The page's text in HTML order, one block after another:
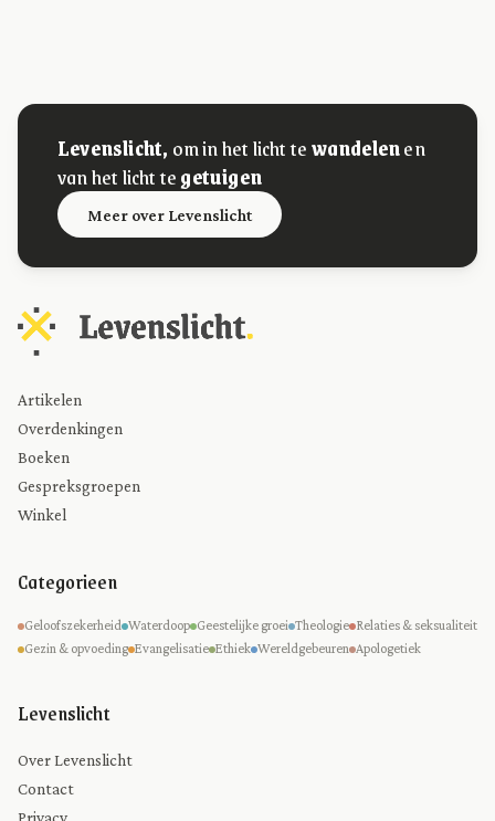
Levenslicht, om in het licht tewandelenen
van het licht tegetuigen
Meer over Levenslicht
Artikelen
Overdenkingen
Boeken
Gespreksgroepen
Winkel
Categorieen
Geloofszekerheid Waterdoop Geestelijke groei Theologie Relaties & seksualiteit
Gezin & opvoeding Evangelisatie Ethiek Wereldgebeuren Apologetiek
Levenslicht
Over Levenslicht
Contact